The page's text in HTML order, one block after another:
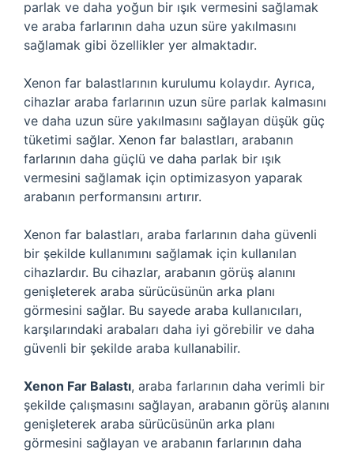
parlak ve daha yoğun bir ışık vermesini sağlamak
ve araba farlarının daha uzun süre yakılmasını
sağlamak gibi özellikler yer almaktadır.
Xenon far balastlarının kurulumu kolaydır. Ayrıca,
cihazlar araba farlarının uzun süre parlak kalmasını
ve daha uzun süre yakılmasını sağlayan düşük güç
tüketimi sağlar. Xenon far balastları, arabanın
farlarının daha güçlü ve daha parlak bir ışık
vermesini sağlamak için optimizasyon yaparak
arabanın performansını artırır.
Xenon far balastları, araba farlarının daha güvenli
bir şekilde kullanımını sağlamak için kullanılan
cihazlardır. Bu cihazlar, arabanın görüş alanını
genişleterek araba sürücüsünün arka planı
görmesini sağlar. Bu sayede araba kullanıcıları,
karşılarındaki arabaları daha iyi görebilir ve daha
güvenli bir şekilde araba kullanabilir.
Xenon Far Balastı, araba farlarının daha verimli bir
şekilde çalışmasını sağlayan, arabanın görüş alanını
genişleterek araba sürücüsünün arka planı
görmesini sağlayan ve arabanın farlarının daha